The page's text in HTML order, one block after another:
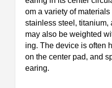
om a variety of
stainless steel, titanium,
may also be weighted
ing. The device is often
on the center pad, and
earing.